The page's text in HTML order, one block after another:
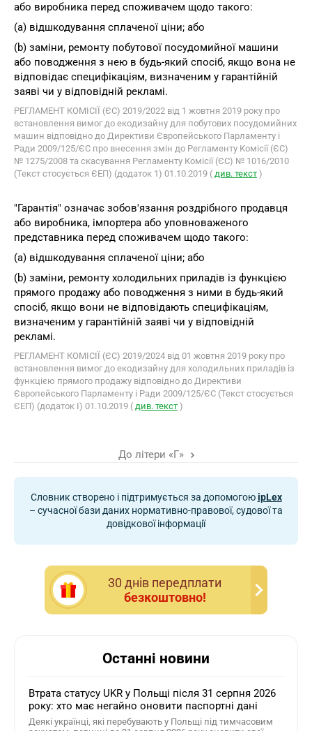
або виробника перед споживачем щодо такого:
(a) відшкодування сплаченої ціни; або
(b) заміни, ремонту побутової посудомийної машини
або поводження з нею в будь-який спосіб, якщо вона не
відповідає специфікаціям, визначеним у гарантійній
заяві чи у відповідній рекламі.
РЕГЛАМЕНТ КОМІСІЇ (ЄС) 2019/2022 від 1 жовтня 2019 року про
встановлення вимог до екодизайну для побутових посудомийних
машин відповідно до Директиви Європейського Парламенту і
Ради 2009/125/ЄС про внесення змін до Регламенту Комісії (ЄС)
№ 1275/2008 та скасування Регламенту Комісії (ЄС) № 1016/2010
(Текст стосується ЄЕП) (додаток 1) 01.10.2019 ( див. текст )
"Гарантія" означає зобов'язання роздрібного продавця
або виробника, імпортера або уповноваженого
представника перед споживачем щодо такого:
(a) відшкодування сплаченої ціни; або
(b) заміни, ремонту холодильних приладів із функцією
прямого продажу або поводження з ними в будь-який
спосіб, якщо вони не відповідають специфікаціям,
визначеним у гарантійній заяві чи у відповідній
рекламі.
РЕГЛАМЕНТ КОМІСІЇ (ЄС) 2019/2024 від 01 жовтня 2019 року про
встановлення вимог до екодизайну для холодильних приладів із
функцією прямого продажу відповідно до Директиви
Європейського Парламенту і Ради 2009/125/ЄС (Текст стосується
ЄЕП) (додаток I) 01.10.2019 ( див. текст )
До літери «Г»
Словник створено і підтримується за допомогоюipLex
– сучасної бази даних нормативно-правової, судової та
довідкової інформації
30 днiв передплати
безкоштовно!
Останні новини
Втрата статусу UKR у Польщі після 31 серпня 2026
року: хто має негайно оновити паспортні дані
Деякі українці, які перебувають у Польщі під тимчасовим